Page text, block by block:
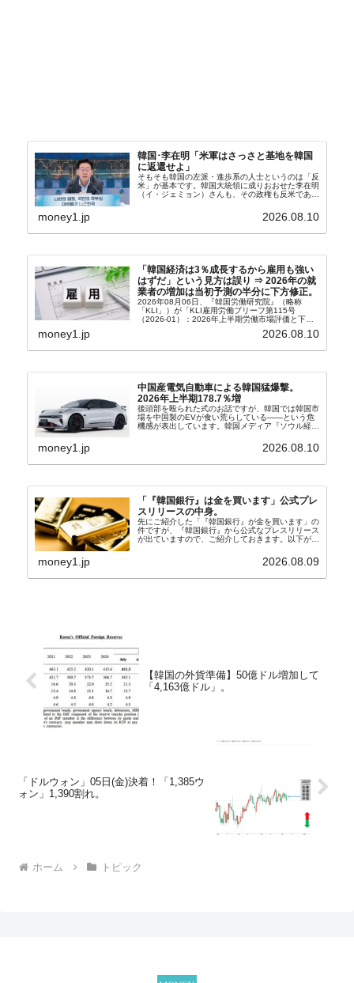
韓国･李在明「米軍はさっさと基地を韓国
に返還せよ」
そもそも韓国の左派・進歩系の人士というのは「反
米」が基本です。韓国大統領に成りおおせた李在明
（イ・ジェミョン）さんも、その政権も反米であ
（アン・ギュベク）さんが国防部長（長官）を努め
money1.jp 2026.08.10
「韓国経済は3％成長するから雇用も強い
はずだ」という見方は誤り ⇒ 2026年の就
業者の増加は当初予測の半分に下方修正。
2026年08月06日、『韓国労働研究院』（略称
「KLI」）が「KLI雇用労働ブリーフ第115号
（2026-01）：2026年上半期労働市場評価と下半
期労働市場展望」を公表しました。Money1でも何
度もご紹介していますが、政府が何よりも大...
money1.jp 2026.08.10
中国産電気自動車による韓国猛爆撃。
2026年上半期178.7％増
後頭部を殴られた式のお話ですが、韓国では韓国市
場を中国製のEVが食い荒らしている――という危
機感が表出しています。韓国メディア『ソウル経
ルは「中国EVの大攻勢…東風もプジョーと手を組
money1.jp 2026.08.10
「『韓国銀行』は金を買います」公式プレ
スリリースの中身。
先にご紹介した「『韓国銀行』が金を買います」の
件ですが、『韓国銀行』から公式なプレスリリース
が出ていますので、ご紹介しておきます。以下が全
れ協力体制を構築□『韓国銀行』は、国内生産金の
money1.jp 2026.08.09
【韓国の外貨準備】50億ドル増加して
「4,163億ドル」。
「ドルウォン」05日(金)決着！「1,385ウ
ォン」1,390割れ。
ホーム トピック